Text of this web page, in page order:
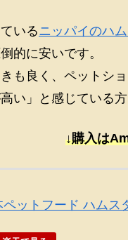
いるニッパイのハ
的に安いです。
も良く、ペットシ
い」と感じている
↓購入は
ットフード ハムス